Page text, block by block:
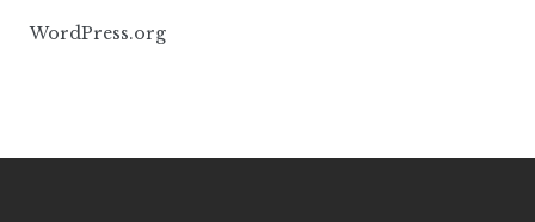
WordPress.org